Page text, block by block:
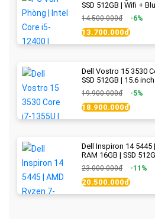
SSD 512GB |
14.500.000đ -6%
13.700.000đ
Dell Vostro 15 3530
SSD 512GB | 15.6
WVA | Black | New
19.900.000đ -5%
18.900.000đ
Dell Inspiron 14 5445
RAM 16GB | SSD
(2240x1400) IPS
23.000.000đ -11%
20.500.000đ